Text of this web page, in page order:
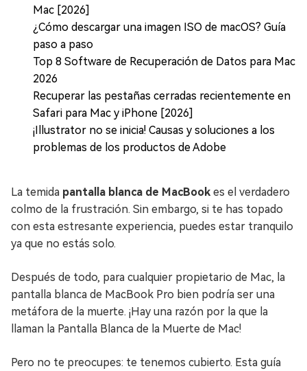
Mac [2026]
¿Cómo descargar una imagen ISO de macOS? Guía
paso a paso
Top 8 Software de Recuperación de Datos para Mac
2026
Recuperar las pestañas cerradas recientemente en
Safari para Mac y iPhone [2026]
¡Illustrator no se inicia! Causas y soluciones a los
problemas de los productos de Adobe
La temida pantalla blanca de MacBookes el verdadero
colmo de la frustración. Sin embargo, si te has topado
con esta estresante experiencia, puedes estar tranquilo
ya que no estás solo.
Después de todo, para cualquier propietario de Mac, la
pantalla blanca de MacBook Pro bien podría ser una
metáfora de la muerte. ¡Hay una razón por la que la
llaman la Pantalla Blanca de la Muerte de Mac!
Pero no te preocupes: te tenemos cubierto. Esta guía